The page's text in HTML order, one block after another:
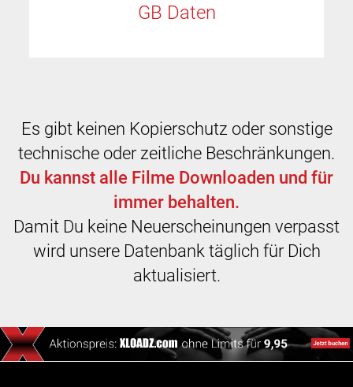
GB Daten
Es gibt keinen Kopierschutz oder sonstige
technische oder zeitliche Beschränkungen.
Du kannst alle Filme Downloaden und für
immer behalten.
Damit Du keine Neuerscheinungen verpasst
wird unsere Datenbank täglich für Dich
aktualisiert.